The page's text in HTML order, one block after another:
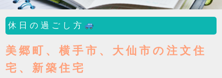
休日の過ごし方
美郷町、横手市、大仙市の注文住
宅、新築住宅